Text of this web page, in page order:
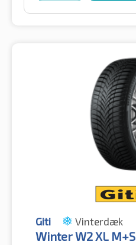
Giti Vinterdæk
Winter W2 XL